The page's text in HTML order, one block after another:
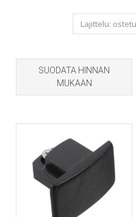
SUODATA HINNAN
MUKAAN